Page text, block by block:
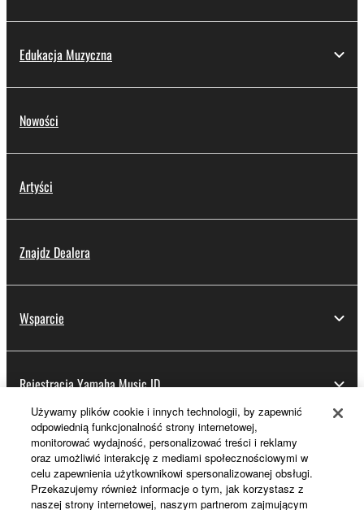
Edukacja Muzyczna
Nowości
Artyści
Znajdz Dealera
Wsparcie
Rejestracja Yamaha Music ID
Informacje o Yamaha
Używamy plików cookie i innych technologii, by zapewnić
odpowiednią funkcjonalność strony internetowej,
monitorować wydajność, personalizować treści i reklamy
oraz umożliwić interakcję z mediami społecznościowymi w
celu zapewnienia użytkownikowi spersonalizowanej obsługi.
Przekazujemy również informacje o tym, jak korzystasz z
naszej strony internetowej, naszym partnerom zajmującym